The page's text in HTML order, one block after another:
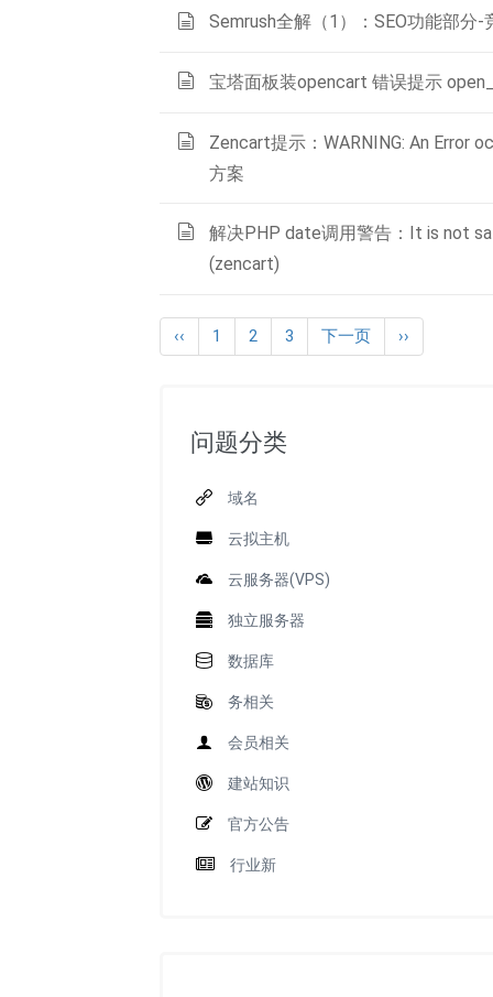
Semrush全解（1）：SEO功能部分-
宝塔面板装opencart 错误提示
Zencart提示：WARNING: An Error
方案
解决PHP date调用警告：It is not
(zencart)
‹‹ 1 2 3 下一页 ››
问题分类
域名
云拟主机
云服务器(VPS)
独立服务器
数据库
务相关
会员相关
建站知识
官方公告
行业新